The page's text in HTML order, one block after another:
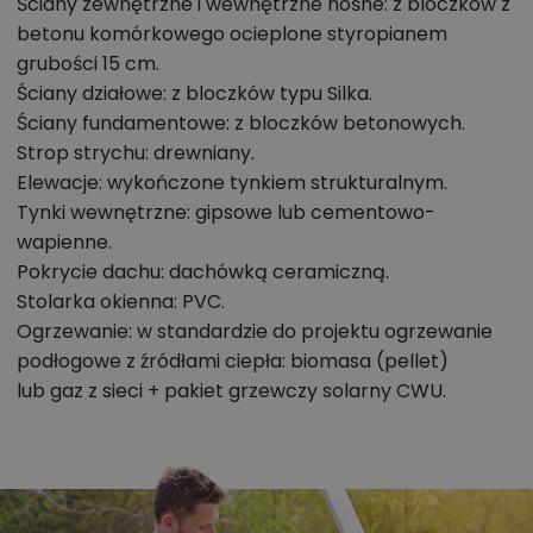
nie dzieje się z przypadku.
Sypialna i pokój zostały przygotowane ściśle dla
modelu rodziny. Sypialnia rodziców mieści dużą szafę
na ubrania i podwieszany TV. W pokoju dziecięcym
umieszczono wszystkie niezbędne meble - szerokie
łóżko z szafką nocną, wygodne biurko oraz bardzo
dużą szafę na ubrania.
Z korytarza dostępna jest przestronna łazienka
zlokalizowana blisko pokoi. W łazience umieszczono
wygodną wannę z możliwością zamontowania
funkcji prysznica. Ponadto zaplanowano miejsce na
pralkę pod blatem umywalki, co jest rozwiązaniem
Kotłownia może zostać wyposażona w dowolne
źródło ciepła. Mimo niewielkich rozmiarów można
betonu komórkowego ocieplone styropianem
grubości 15 cm.
Ściany działowe: z bloczków typu Silka.
Ściany fundamentowe: z bloczków betonowych.
Strop strychu: drewniany.
Elewacje: wykończone tynkiem strukturalnym.
Tynki wewnętrzne: gipsowe lub cementowo-
wapienne.
Pokrycie dachu: dachówką ceramiczną.
Stolarka okienna: PVC.
Ogrzewanie: w standardzie do projektu ogrzewanie
podłogowe z źródłami ciepła: biomasa (pellet)
lub gaz z sieci + pakiet grzewczy solarny CWU.